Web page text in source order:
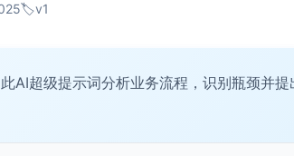
🏷️v1
AI超级提示词分析业务流程，识别瓶颈并